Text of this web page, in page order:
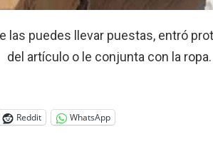
las puedes llevar puestas, entró
del artículo o le conjunta con la ropa.
Reddit WhatsApp